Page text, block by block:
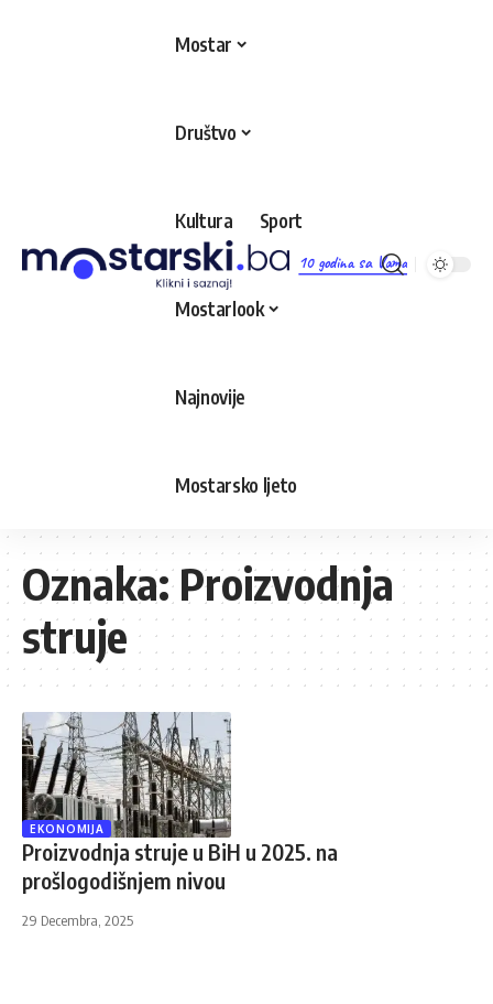
10 godina sa Vama
Mostar
Društvo
Kultura Sport
Mostarlook
Najnovije
Mostarsko ljeto
Oznaka:Proizvodnja
struje
EKONOMIJA
Proizvodnja struje u BiH u 2025. na
prošlogodišnjem nivou
29 Decembra, 2025